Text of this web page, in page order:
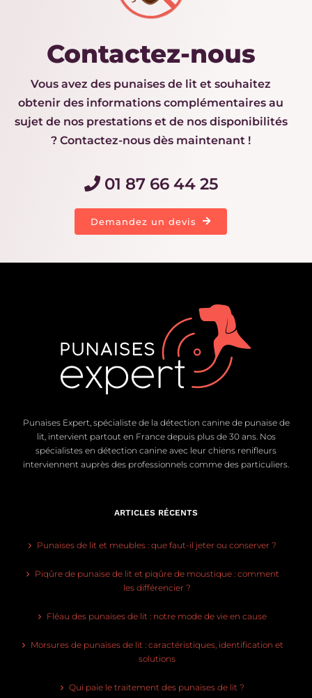
Contactez-nous
Vous avez des punaises de lit et souhaitez
obtenir des informations complémentaires au
sujet de nos prestations et de nos disponibilités
? Contactez-nous dès maintenant !
01 87 66 44 25
Demandez un devis
Punaises Expert, spécialiste de la détection canine de punaise de
lit, intervient partout en France depuis plus de 30 ans. Nos
spécialistes en détection canine avec leur chiens renifleurs
interviennent auprès des professionnels comme des particuliers.
ARTICLES RÉCENTS
Punaises de lit et meubles : que faut-il jeter ou conserver ?
Piqûre de punaise de lit et piqûre de moustique : comment
les différencier ?
Fléau des punaises de lit : notre mode de vie en cause
Morsures de punaises de lit : caractéristiques, identification et
solutions
Qui paie le traitement des punaises de lit ?